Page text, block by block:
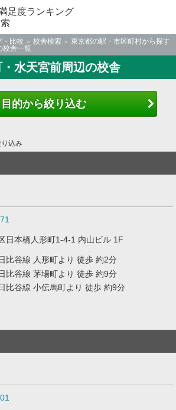
足度ランキング
・比較 校舎検索
東京都の駅・市区町村から探す
校舎一覧
・水天宮前周辺の校舎
目的から絞り込む
込み
日本橋人形町1-4-1 内山ビル 1F
比谷線 人形町より 徒歩 約2分
比谷線 茅場町より 徒歩 約9分
比谷線 小伝馬町より 徒歩 約9分